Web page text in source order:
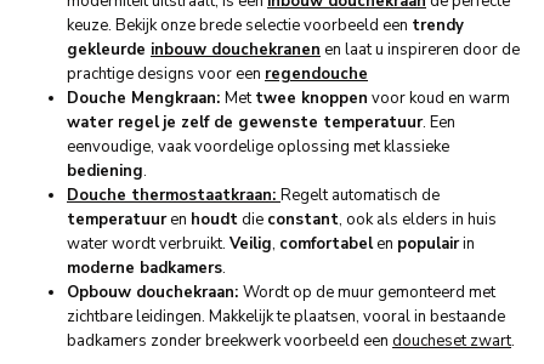
keuze. Bekijk onze brede selectie voorbeeld een trendy
gekleurde inbouw douchekranen en laat u inspireren door de
prachtige designs voor een regendouche
Douche Mengkraan: Mettwee knoppen voor koud en warm
water regel je zelf de gewenste temperatuur. Een
eenvoudige, vaak voordelige oplossing met klassieke
bediening.
Douche thermostaatkraan: Regelt automatisch de
temperatuuren houdtdie constant, ook als elders in huis
water wordt verbruikt. Veilig, comfortabelen populairin
moderne badkamers.
Opbouw douchekraan: Wordt op de muur gemonteerd met
zichtbare leidingen. Makkelijk te plaatsen, vooral in bestaande
badkamers zonder breekwerk voorbeeld een doucheset zwart.